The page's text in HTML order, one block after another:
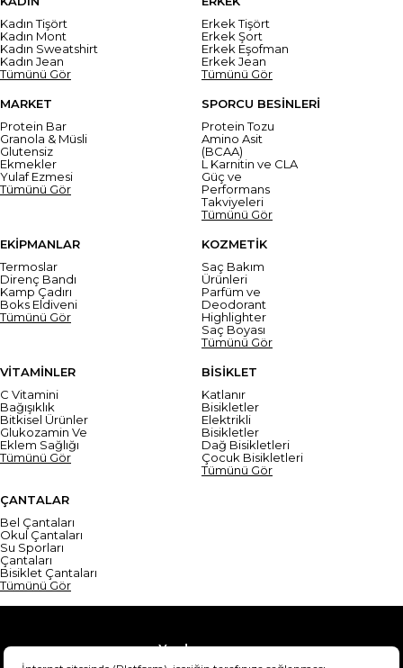
Kadın Tişört
Kadın Mont
Kadın Sweatshirt
Kadın Jean
Tümünü Gör
Erkek Tişört
Erkek Şort
Erkek Eşofman
Erkek Jean
Tümünü Gör
MARKET
Protein Bar
Granola & Müsli
Glutensiz
Ekmekler
Yulaf Ezmesi
Tümünü Gör
SPORCU BESİNLERİ
Protein Tozu
Amino Asit
(BCAA)
L Karnitin ve CLA
Güç ve
Performans
Takviyeleri
Tümünü Gör
EKİPMANLAR
Termoslar
Direnç Bandı
Kamp Çadırı
Boks Eldiveni
Tümünü Gör
KOZMETİK
Saç Bakım
Ürünleri
Parfüm ve
Deodorant
Highlighter
Saç Boyası
Tümünü Gör
VİTAMİNLER
C Vitamini
Bağışıklık
Bitkisel Ürünler
Glukozamin Ve
Eklem Sağlığı
Tümünü Gör
BİSİKLET
Katlanır
Bisikletler
Elektrikli
Bisikletler
Dağ Bisikletleri
Çocuk Bisikletleri
Tümünü Gör
ÇANTALAR
Bel Çantaları
Okul Çantaları
Su Sporları
Çantaları
Bisiklet Çantaları
Tümünü Gör
Yardım